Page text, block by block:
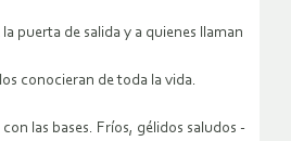
puerta de salida y a quienes llaman
conocieran de toda la vida.
las bases. Fríos, gélidos saludos -